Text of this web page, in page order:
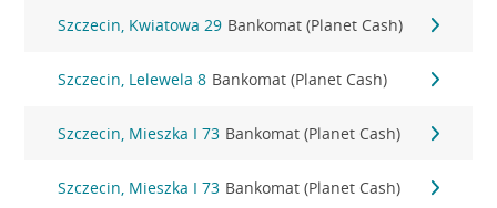
Szczecin, Kwiatowa 29 Bankomat (Planet Cash)
Szczecin, Lelewela 8 Bankomat (Planet Cash)
Szczecin, Mieszka I 73 Bankomat (Planet Cash)
Szczecin, Mieszka I 73 Bankomat (Planet Cash)